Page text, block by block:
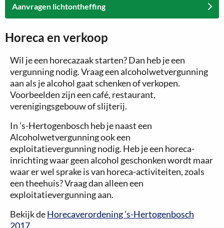
Aanvragen lichtontheffing
Horeca en verkoop
Wil je een horecazaak starten? Dan heb je een
vergunning nodig. Vraag een alcoholwetvergunning
aan als je alcohol gaat schenken of verkopen.
Voorbeelden zijn een café, restaurant,
verenigingsgebouw of slijterij.
In ’s-Hertogenbosch heb je naast een
Alcoholwetvergunning ook een
exploitatievergunning nodig. Heb je een horeca-
inrichting waar geen alcohol geschonken wordt maar
waar er wel sprake is van horeca-activiteiten, zoals
een theehuis? Vraag dan alleen een
exploitatievergunning aan.
Bekijk deHorecaverordening ’s-Hertogenbosch
2017.